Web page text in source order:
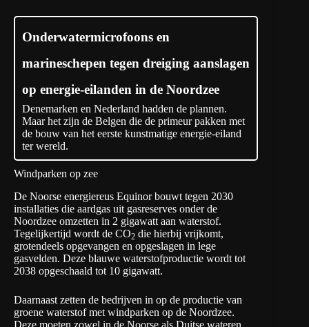
Onderwatermicrofoons en
marineschepen tegen dreiging aanslagen
op energie-eilanden in de Noordzee
Denemarken en Nederland hadden de plannen.
Maar het zijn de Belgen die de primeur pakken met
de bouw van het eerste kunstmatige energie-eiland
ter wereld.
Windparken op zee
De Noorse energiereus Equinor bouwt tegen 2030
installaties die aardgas uit gasreserves onder de
Noordzee omzetten in 2 gigawatt aan waterstof.
Tegelijkertijd wordt de CO2 die hierbij vrijkomt,
grotendeels opgevangen en opgeslagen in lege
gasvelden. Deze blauwe waterstofproductie wordt tot
2038 opgeschaald tot 10 gigawatt.
Daarnaast zetten de bedrijven in op de productie van
groene waterstof met windparken op de Noordzee.
Deze moeten zowel in de Noorse als Duitse wateren